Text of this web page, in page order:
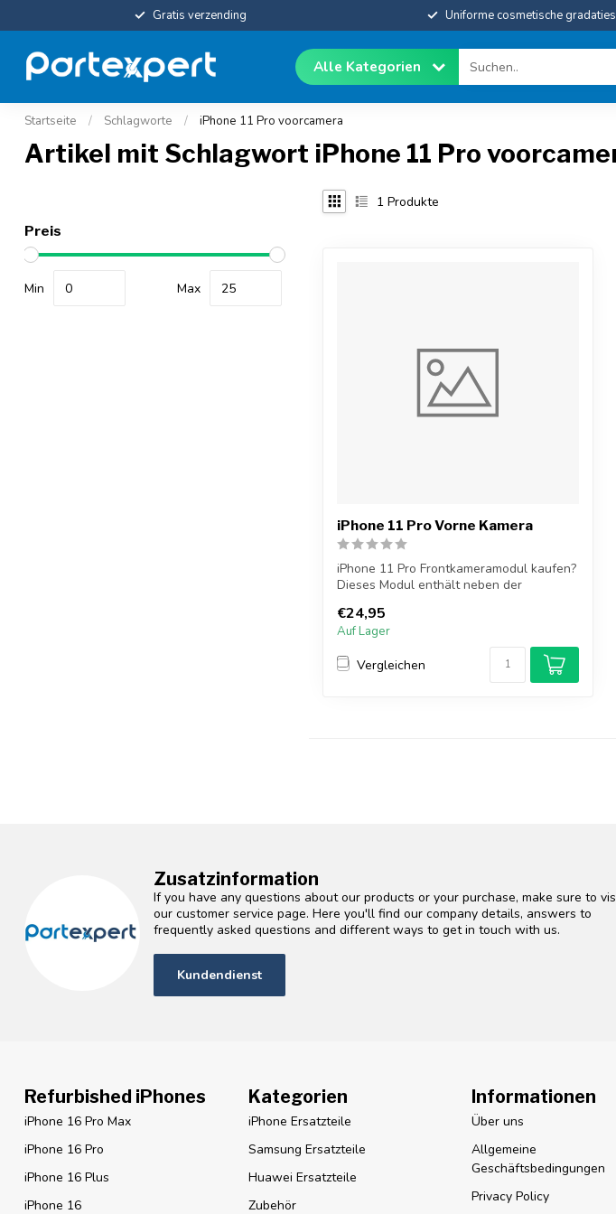
Gratis verzending Uniforme cosmetische gradaties
Alle Kategorien
Startseite / Schlagworte / iPhone 11 Pro voorcamera
Artikel mit Schlagwort iPhone 11 Pro
Preis
Min Max
1 Produkte
iPhone 11 Pro Vorne Kamera
iPhone 11 Pro Frontkameramodul kaufen?
Dieses Modul enthält neben der
€24,95
Auf Lager
Vergleichen
Zusatzinformation
If you have any questions about our products or your purchase, make sure to
our customer service page. Here you'll find our company details, answers to
frequently asked questions and different ways to get in touch with us.
Kundendienst
Refurbished iPhones
iPhone 16 Pro Max
iPhone 16 Pro
iPhone 16 Plus
iPhone 16
Kategorien
iPhone Ersatzteile
Samsung Ersatzteile
Huawei Ersatzteile
Zubehör
Informationen
Über uns
Allgemeine
Geschäftsbedingungen
Privacy Policy